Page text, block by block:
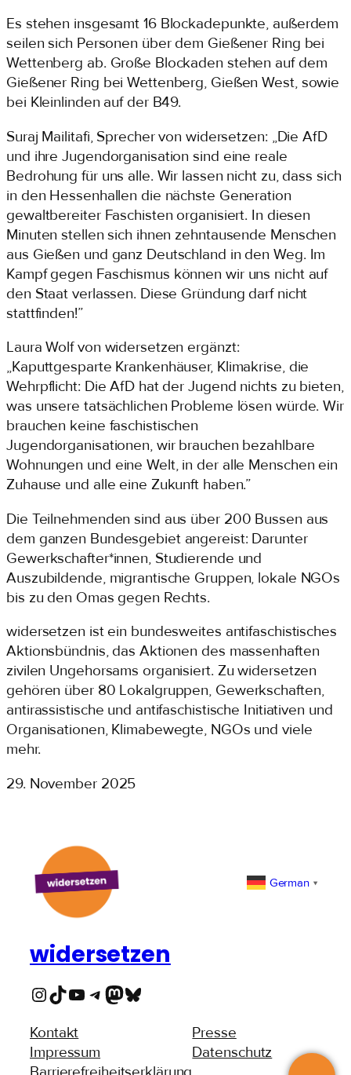
Es stehen insgesamt 16 Blockadepunkte, außerdem
seilen sich Personen über dem Gießener Ring bei
Wettenberg ab. Große Blockaden stehen auf dem
Gießener Ring bei Wettenberg, Gießen West, sowie
bei Kleinlinden auf der B49.
Suraj Mailitafi, Sprecher von widersetzen: „Die AfD
und ihre Jugendorganisation sind eine reale
Bedrohung für uns alle. Wir lassen nicht zu, dass sich
in den Hessenhallen die nächste Generation
gewaltbereiter Faschisten organisiert. In diesen
Minuten stellen sich ihnen zehntausende Menschen
aus Gießen und ganz Deutschland in den Weg. Im
Kampf gegen Faschismus können wir uns nicht auf
den Staat verlassen. Diese Gründung darf nicht
stattfinden!”
Laura Wolf von widersetzen ergänzt:
„Kaputtgesparte Krankenhäuser, Klimakrise, die
Wehrpflicht: Die AfD hat der Jugend nichts zu bieten,
was unsere tatsächlichen Probleme lösen würde. Wir
brauchen keine faschistischen
Jugendorganisationen, wir brauchen bezahlbare
Wohnungen und eine Welt, in der alle Menschen ein
Zuhause und alle eine Zukunft haben.”
Die Teilnehmenden sind aus über 200 Bussen aus
dem ganzen Bundesgebiet angereist: Darunter
Gewerkschafter*innen, Studierende und
Auszubildende, migrantische Gruppen, lokale NGOs
bis zu den Omas gegen Rechts.
widersetzen ist ein bundesweites antifaschistisches
Aktionsbündnis, das Aktionen des massenhaften
zivilen Ungehorsams organisiert. Zu widersetzen
gehören über 80 Lokalgruppen, Gewerkschaften,
antirassistische und antifaschistische Initiativen und
Organisationen, Klimabewegte, NGOs und viele
mehr.
29. November 2025
German ▼
widersetzen
Instagram TikTok YouTube Telegram Mastodon Bluesky
Kontakt
Impressum
Presse
Datenschutz